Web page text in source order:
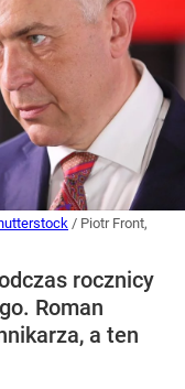
/ Piotr Front,
rocznicy
Roman
a ten